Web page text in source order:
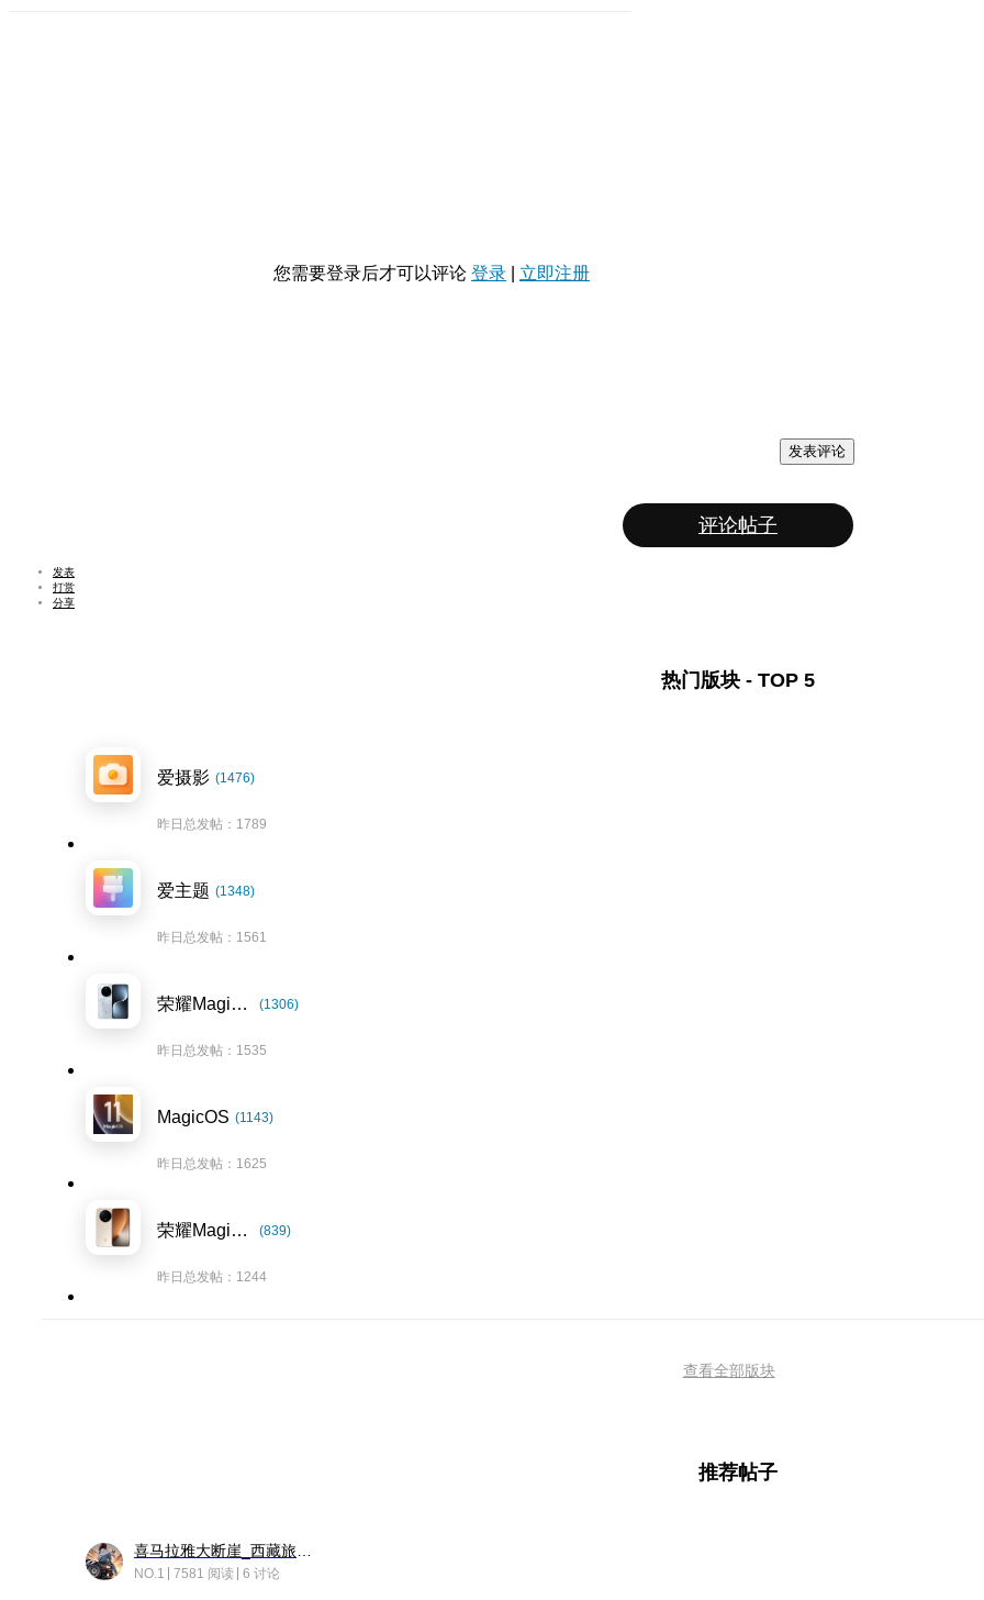
您需要登录后才可以评论 登录 立即注册
发表评论
评论帖子
发表
打赏
分享
热门版块 - TOP 5
爱摄影 (1476)
昨日总发帖：1789
爱主题 (1348)
昨日总发帖：1561
荣耀Magic7系列 (1306)
昨日总发帖：1535
MagicOS (1143)
昨日总发帖：1625
荣耀Magic8系列 (839)
昨日总发帖：1244
查看全部版块
推荐帖子
NO.1 7581 阅读 6 讨论